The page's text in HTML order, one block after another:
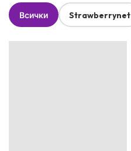
Всички Strawberrynet